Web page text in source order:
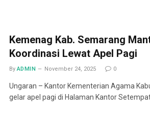
Kemenag Kab. Semarang
Koordinasi Lewat Apel Pagi
By ADMIN November 24, 2025 0
Ungaran – Kantor Kementerian Agama
gelar apel pagi di Halaman Kantor